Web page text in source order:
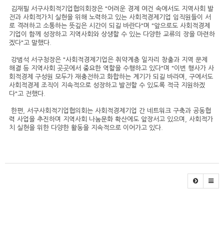
김재필 서구사회적기업협의회장은 "어려운 경제 여건 속에서도 지역사회 발
전과 사회적가치 실현을 위해 노력하고 있는 사회적경제기업 임직원들이 서
로 격려하고 소통하는 뜻깊은 시간이 되길 바란다"며 "앞으로도 사회적경제
기업이 함께 성장하고 지역사회와 상생할 수 있는 다양한 교류의 장을 마련하
겠다"고 말했다.
강범석 서구청장은 "사회적경제기업은 취약계층 일자리 창출과 지역 문제
해결 등 지역사회 곳곳에서 중요한 역할을 수행하고 있다"며 "이번 행사가 사
회적경제 구성원 모두가 재충전하고 화합하는 계기가 되길 바라며, 구에서도
사회적경제 조직이 지속적으로 성장하고 발전할 수 있도록 적극 지원하겠
다"고 전했다.
한편, 서구사회적기업협의회는 사회적경제기업 간 네트워크 구축과 공동협
력 사업을 추진하며 지역사회 나눔문화 확산에도 앞장서고 있으며, 사회적가
치 실현을 위한 다양한 활동을 지속적으로 이어가고 있다.